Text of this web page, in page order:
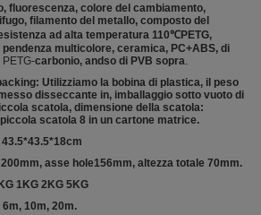
fluorescenza, colore del cambiamento,
filamento del metallo, composto del
ad alta temperatura 110℃PETG,
multicolore, ceramica, PC+ABS, di
PETG-carbonio, andso di PVB sopra.
Utilizziamo la bobina di plastica, il peso
disseccante in, imballaggio sotto vuoto di
scatola, dimensione della scatola:
scatola 8 in un cartone matrice.
43.5*43.5*18cm
asse hole156mm, altezza totale 70mm.
1KG 2KG 5KG
6m, 10m, 20m.